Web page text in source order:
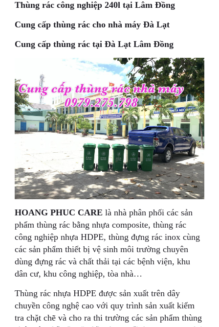
Thùng rác công nghiệp 240l tại Lâm Đồng
Cung cấp thùng rác cho nhà máy Đà Lạt
Cung cấp thùng rác tại Đà Lạt Lâm Đồng
HOANG PHUC CARE là nhà phân phối các sản
phẩm thùng rác bằng nhựa composite, thùng rác
công nghiệp nhựa HDPE, thùng đựng rác inox cùng
các sản phẩm thiết bị vệ sinh môi trường chuyên
dùng đựng rác và chất thải tại các bệnh viện, khu
dân cư, khu công nghiệp, tòa nhà…
Thùng rác nhựa HDPE được sản xuất trên dây
chuyền công nghệ cao với quy trình sản xuất kiểm
tra chặt chẽ và cho ra thi trường các sản phẩm thùng